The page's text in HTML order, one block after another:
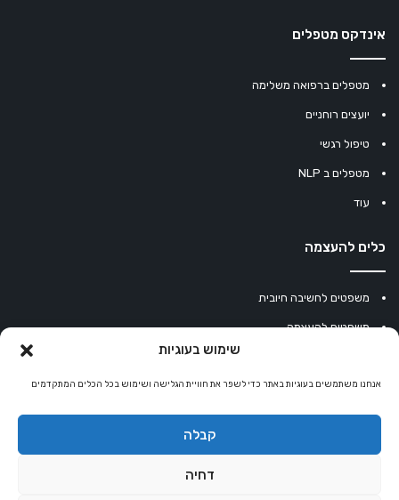
שימוש בעוגיות
אנחנו משתמשים בעוגיות באתר כדי לשפר את חוויית הגלישה ושימוש בכל הכלים המתקדמים
קבלה
דחיה
אינדקס מטפלים
מטפלים ברפואה משלימה
יועצים רוחניים
טיפול רגשי
מטפלים ב NLP
עוד
כלים להעצמה
משפטים לחשיבה חיובית
משפטים להעצמה
מחשבון נומרולוגיה
קריסטלים למזלות